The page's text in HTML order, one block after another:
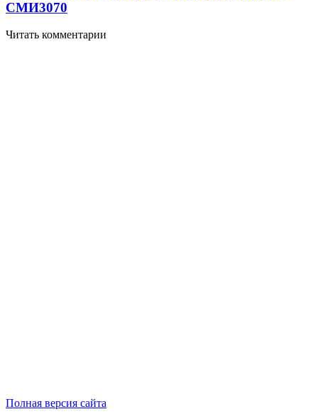
СМИ3070
Читать комментарии
Полная версия сайта